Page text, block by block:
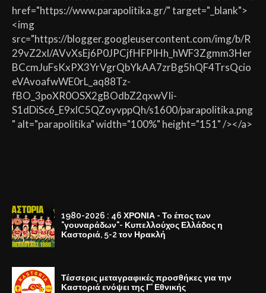
href="https://www.parapolitika.gr/" target="_blank">
<img
src="https://blogger.googleusercontent.com/img/b/R
29vZ2xl/AVvXsEj6P0JPCjfHFPIHh_hWF3Zgmm3Her
BCcmJuFsKxPX3YrVgrQbYkAA7zrBg5hQF4TrsQcio
eVAvoafwWE0rL_aq88Tz-
fBO_3poXR0OSX2gBOdbZ2qxwVIi-
S1dDiSc6_E9xlC5QZoyvppQh/s1600/parapolitika.png
" alt="parapolitika" width="100%" height="151" /></a>
1980-2026 : 46 ΧΡΟΝΙΑ - Το έπος των
"γουναράδων"- Κυπελλούχος Ελλάδος η
Καστοριά, 5-2 τον Ηρακλή
Τέσσερις μεταγραφικές προσθήκες για την
Καστοριά ενόψει της Γ' Εθνικής